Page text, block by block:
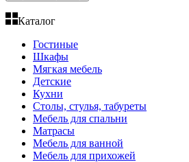
Каталог
Гостиные
Шкафы
Мягкая мебель
Детские
Кухни
Столы, стулья, табуреты
Мебель для спальни
Матрасы
Мебель для ванной
Мебель для прихожей